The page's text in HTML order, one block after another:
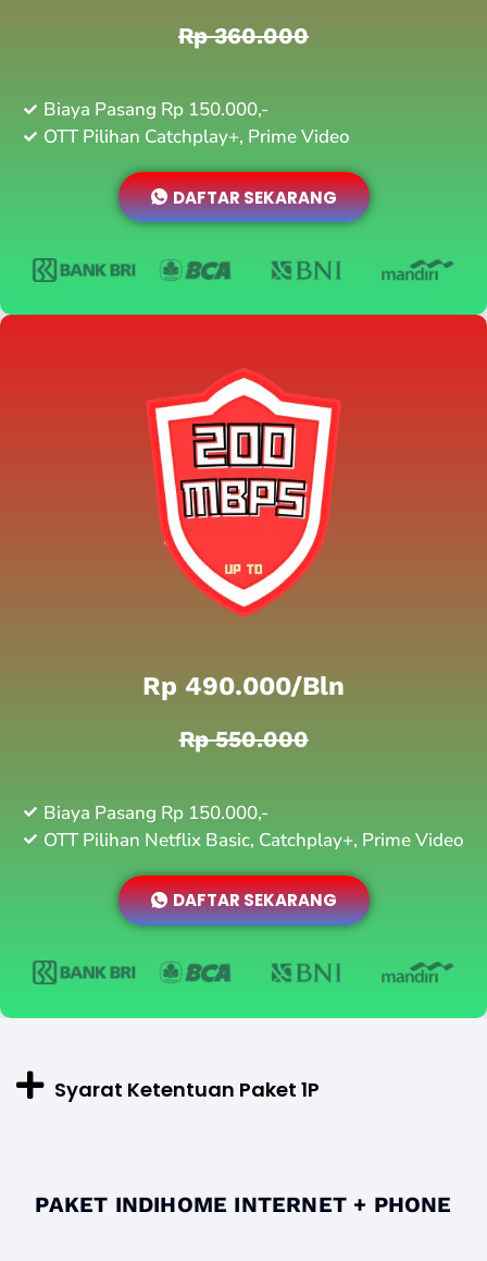
Rp 360.000
Biaya Pasang Rp 150.000,-
OTT Pilihan Catchplay+, Prime Video
DAFTAR SEKARANG
Rp 490.000/bln
Rp 550.000
Biaya Pasang Rp 150.000,-
OTT Pilihan Netflix Basic, Catchplay+, Prime Video
DAFTAR SEKARANG
Syarat Ketentuan Paket 1P
PAKET INDIHOME INTERNET + PHONE